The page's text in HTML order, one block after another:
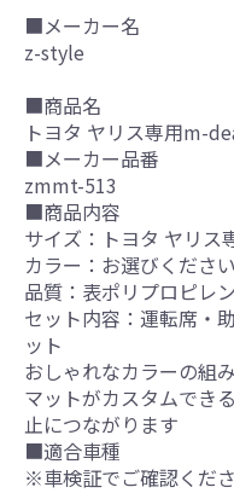
■メーカー名
z-style
■商品名
トヨタ ヤリス専用m-
■メーカー品番
zmmt-513
■商品内容
サイズ：トヨタ ヤリス
カラー：お選びください
品質：表ポリプロピレ
セット内容：運転席・
ット
おしゃれなカラーの組
マットがカスタムでき
止につながります
■適合車種
※車検証でご確認くださ